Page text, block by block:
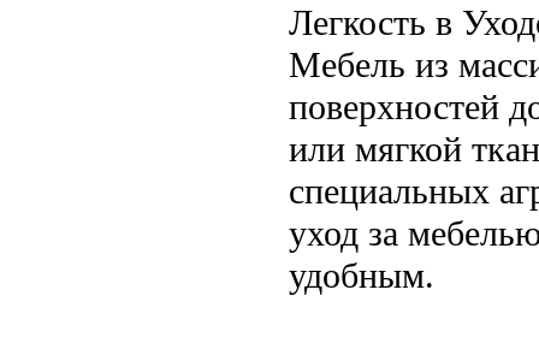
Легкость в
Мебель из
поверхностей
или мягкой
специальных
уход за
удобным.